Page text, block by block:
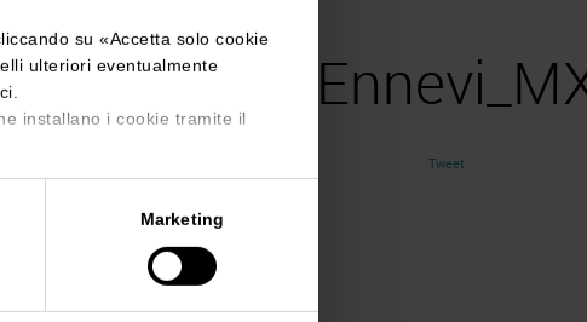
su «Accetta solo cookie
ulteriori eventualmente
installano i cookie tramite il
Marketing
Tweet